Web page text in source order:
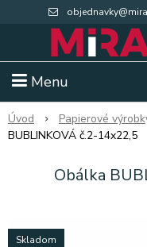
Menu
Úvod Papierové
BUBLINKOVÁ č.2-14x22,5
Obálka
Skladom